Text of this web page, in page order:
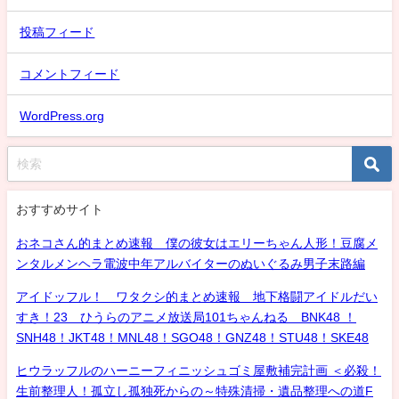
投稿フィード
コメントフィード
WordPress.org
おすすめサイト
おネコさん的まとめ速報 僕の彼女はエリーちゃん人形！豆腐メ
ンタルメンヘラ電波中年アルバイターのぬいぐるみ男子末路編
アイドッフル！ ワタクシ的まとめ速報 地下格闘アイドルだい
すき！23 ひうらのアニメ放送局101ちゃんねる BNK48 ！
SNH48！JKT48！MNL48！SGO48！GNZ48！STU48！SKE48
ヒウラッフルのハーニーフィニッシュゴミ屋敷補完計画 ＜必殺！
生前整理人！孤立し孤独死からの～特殊清掃・遺品整理への道F